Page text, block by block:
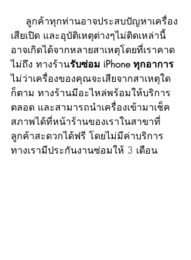
เสียเปิด และอุบัติเหตุต่างๆไม่ติดเหล่านี้
อาจเกิดได้จากหลายสาเหตุโดยที่เราคาด
ไม่ถึง ทางร้านรับซ่อม iPhone ทุกอาการ
ไม่ว่าเครื่องของคุณจะเสียจากสาเหตุใด
ก็ตาม ทางร้านมีอะไหล่พร้อมให้บริการ
ตลอด และสามารถนำเครื่องเข้ามาเช็ค
สภาพได้ที่หน้าร้านของเราในสาขาที่
ลูกค้าสะดวกได้ฟรี โดยไม่มีค่าบริการ
ทางเรามีประกันงานซ่อมให้ 3 เดือน